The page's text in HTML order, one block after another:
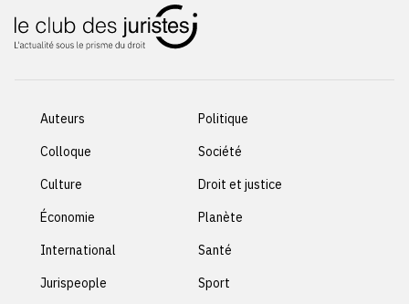
Auteurs
Colloque
Culture
Économie
International
Jurispeople
Politique
Société
Droit et justice
Planète
Santé
Sport